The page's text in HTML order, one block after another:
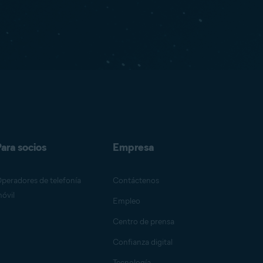
socios
de telefonía
Empresa
Contáctenos
Empleo
Centro de prensa
Confianza digital